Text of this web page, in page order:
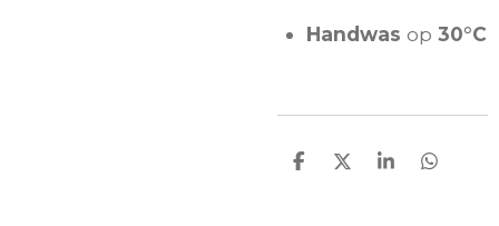
Handwas op 30°C
D
D
S
D